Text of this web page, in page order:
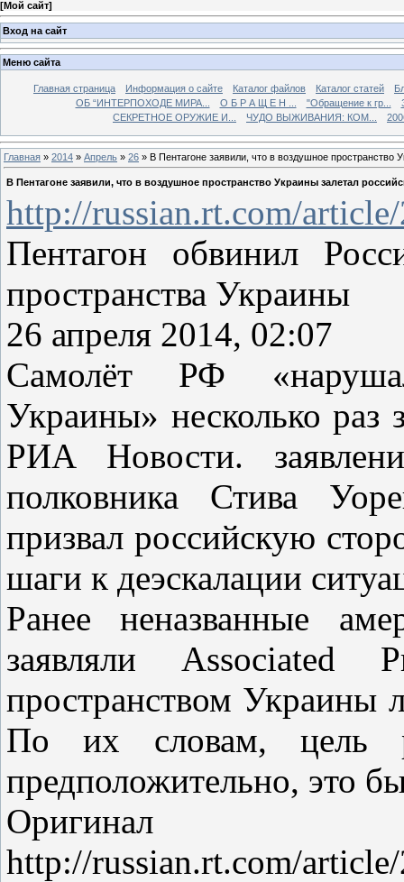
[Мой сайт]
Вход на сайт
Меню сайта
Главная страница Информация о сайте Каталог файлов Каталог статей
ОБ “ИНТЕРПОХОДЕ МИРА...
О Б Р А Щ Е Н ... "Обращение к гр...
СЕКРЕТНОЕ ОРУЖИЕ И...
ЧУДО ВЫЖИВАНИЯ: КОМ...
Главная » 2014 » Апрель » 26 » В Пентагоне заявили, что в воздушное пространство
В Пентагоне заявили, что в воздушное пространство Украины залетал
http://russian.rt.com/
Пентагон обвинил
пространства Украины
26 апреля 2014, 02:07
Самолёт РФ
Украины» несколько раз
РИА Новости.
полковника Стива
призвал российскую
шаги к деэскалации
Ранее неназванные
заявляли
пространством Украины
По их словам, цель
предположительно, это
http://russian.rt.com/